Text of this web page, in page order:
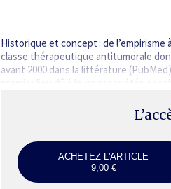
Historique et concept : de
classe thérapeutique antitumorale
avant 2000 dans la littérature
premier lieu dû à leurs propriétés
ACHETEZ L'ARTICLE
9,00 €